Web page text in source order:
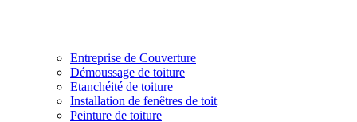
Entreprise de Couverture
Démoussage de toiture
Etanchéité de toiture
Installation de fenêtres de toit
Peinture de toiture